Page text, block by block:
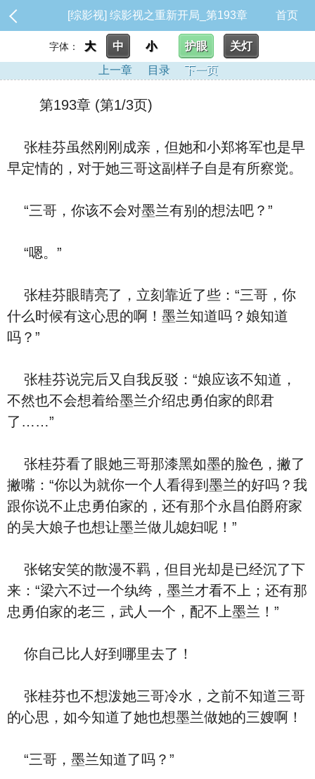
[综影视] 综影视之重新开局_第193章 首页
字体： 大 中 小 护眼
关灯
上一章
目录 下一页
第193章 (第1/3页)
张桂芬虽然刚刚成亲，但她和小郑将军也是早
早定情的，对于她三哥这副样子自是有所察觉。
“三哥，你该不会对墨兰有别的想法吧？”
“嗯。”
张桂芬眼睛亮了，立刻靠近了些：“三哥，你
什么时候有这心思的啊！墨兰知道吗？娘知道
吗？”
张桂芬说完后又自我反驳：“娘应该不知道，
不然也不会想着给墨兰介绍忠勇伯家的郎君
了……”
张桂芬看了眼她三哥那漆黑如墨的脸色，撇了
撇嘴：“你以为就你一个人看得到墨兰的好吗？我
跟你说不止忠勇伯家的，还有那个永昌伯爵府家
的吴大娘子也想让墨兰做儿媳妇呢！”
张铭安笑的散漫不羁，但目光却是已经沉了下
来：“梁六不过一个纨绔，墨兰才看不上；还有那
忠勇伯家的老三，武人一个，配不上墨兰！”
你自己比人好到哪里去了！
张桂芬也不想泼她三哥冷水，之前不知道三哥
的心思，如今知道了她也想墨兰做她的三嫂啊！
“三哥，墨兰知道了吗？”